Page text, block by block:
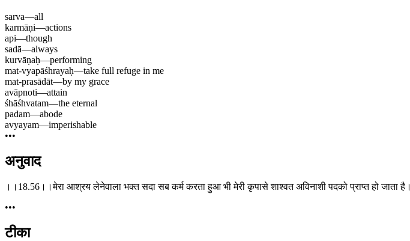
sarva—all
karmāṇi—actions
api—though
sadā—always
kurvāṇaḥ—performing
mat-vyapāśhrayaḥ—take full refuge in me
mat-prasādāt—by my grace
avāpnoti—attain
śhāśhvatam—the eternal
padam—abode
avyayam—imperishable
•••
अनुवाद
।।18.56।।मेरा आश्रय लेनेवाला भक्त सदा सब कर्म करता हुआ भी मेरी कृपासे शाश्वत अविनाशी पदको प्राप्त हो जाता है।
•••
टीका